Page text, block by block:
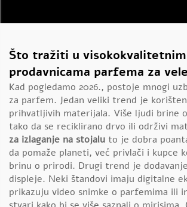
Što tražiti u visokokvalitetnim
prodavnicama parfema za
Kad pogledamo 2026., postoje mnogi
za parfem. Jedan veliki trend je
prihvatljivih materijala. Više ljudi brine
tako da se reciklirano drvo ili održivi
za izlaganje na stojalu to je dobra
da pomaže planeti, već privlači i kupce
brinu o prirodi. Drugi trend je
displeje. Neki štandovi imaju digitalne
prikazuju video snimke o parfemima ili